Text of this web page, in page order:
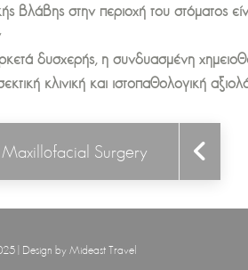
βλάβης στην περιοχή του στόματος
δυσχερής, η συνδυασμένη
κλινική και ιστοπαθολογική
Maxillofacial Surgery
| Design byMideast Travel